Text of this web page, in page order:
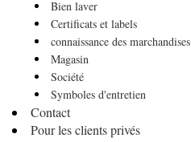
Bien laver
Certificats et labels
connaissance des marchandises
Magasin
Société
Symboles d'entretien
Contact
Pour les clients privés